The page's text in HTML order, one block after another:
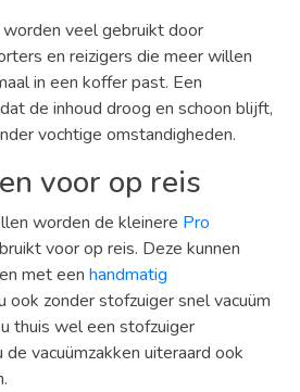
veel gebruikt door
en reizigers die meer willen
in een koffer past. Een
de inhoud droog en schoon blijft,
vochtige omstandigheden.
voor op reis
worden de kleinere Pro
voor op reis. Deze kunnen
met een handmatig
ook zonder stofzuiger snel vacuüm
thuis wel een stofzuiger
de vacuümzakken uiteraard ook